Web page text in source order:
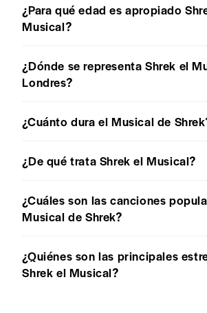
¿Para qué edad es apropiado
Musical?
¿Dónde se representa Shrek el
Londres?
¿Cuánto dura el Musical de
¿De qué trata Shrek el Musical?
¿Cuáles son las canciones
Musical de Shrek?
¿Quiénes son las principales
Shrek el Musical?